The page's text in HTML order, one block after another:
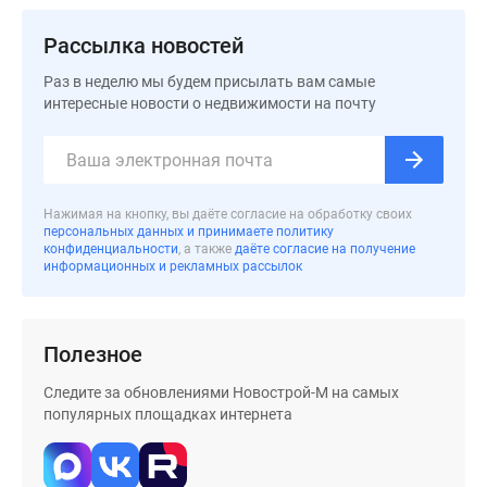
Rutube
Поиск
Программа
Москве
Новостройки
Новостройки
класса
Рассрочка
Траншевая
ипотека
Рассылка новостей
Раз в неделю мы будем присылать вам самые
интересные новости о недвижимости на почту
Нажимая на кнопку, вы даёте согласие на обработку своих
персональных данных и принимаете политику
конфиденциальности, а также даёте согласие на получение
информационных и рекламных рассылок
Полезное
Следите за обновлениями Новострой-М на самых
популярных площадках интернета